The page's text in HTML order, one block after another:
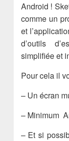
Android !
comme un
et
d’outils
simplifiée et
Pour cela il
– Un écran
– Minimum
– Et si